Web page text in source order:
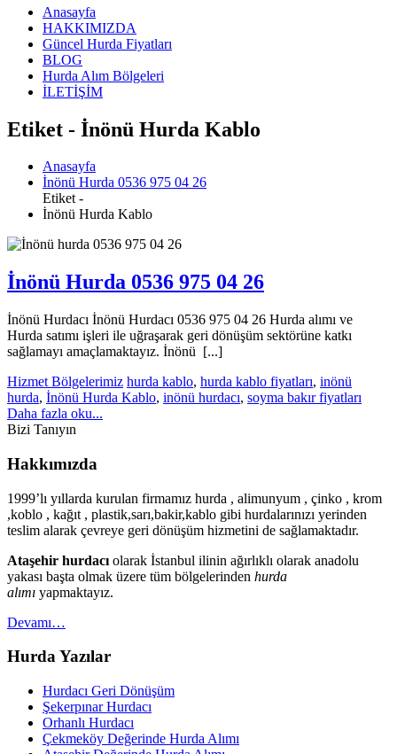
Anasayfa
HAKKIMIZDA
Güncel Hurda Fiyatları
BLOG
Hurda Alım Bölgeleri
İLETİŞİM
Etiket - İnönü Hurda Kablo
Anasayfa
İnönü Hurda 0536 975 04 26
Etiket -
İnönü Hurda Kablo
İnönü Hurda 0536 975 04 26
İnönü Hurdacı İnönü Hurdacı 0536 975 04 26 Hurda alımı ve
Hurda satımı işleri ile uğraşarak geri dönüşüm sektörüne katkı
sağlamayı amaçlamaktayız. İnönü [...]
Hizmet Bölgelerimiz hurda kablo, hurda kablo fiyatları, inönü
hurda, İnönü Hurda Kablo, inönü hurdacı, soyma bakır fiyatları
Daha fazla oku...
Bizi Tanıyın
Hakkımızda
1999’lı yıllarda kurulan firmamız hurda , alimunyum , çinko , krom
,koblo , kağıt , plastik,sarı,bakir,kablo gibi hurdalarınızı yerinden
teslim alarak çevreye geri dönüşüm hizmetini de sağlamaktadır.
Ataşehir hurdacı olarak İstanbul ilinin ağırlıklı olarak anadolu
yakası başta olmak üzere tüm bölgelerinden hurda
alımı yapmaktayız.
Devamı…
Hurda Yazılar
Hurdacı Geri Dönüşüm
Şekerpınar Hurdacı
Orhanlı Hurdacı
Çekmeköy Değerinde Hurda Alımı